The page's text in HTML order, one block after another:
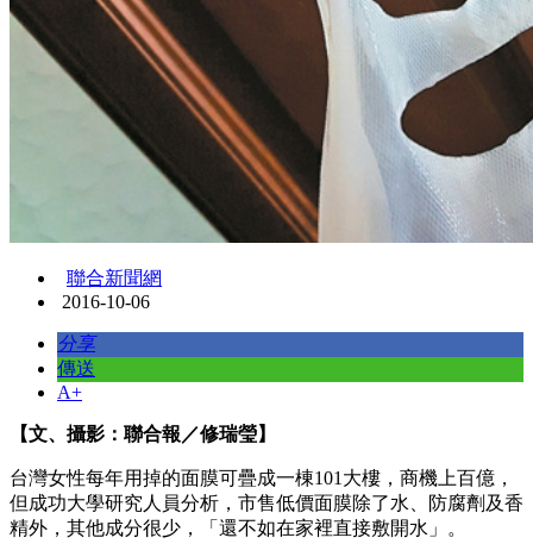
聯合新聞網
2016-10-06
分享
傳送
A+
【文、攝影：聯合報／修瑞瑩】
台灣女性每年用掉的面膜可疊成一棟101大樓，商機上百億，
但成功大學研究人員分析，市售低價面膜除了水、防腐劑及香
精外，其他成分很少，「還不如在家裡直接敷開水」。